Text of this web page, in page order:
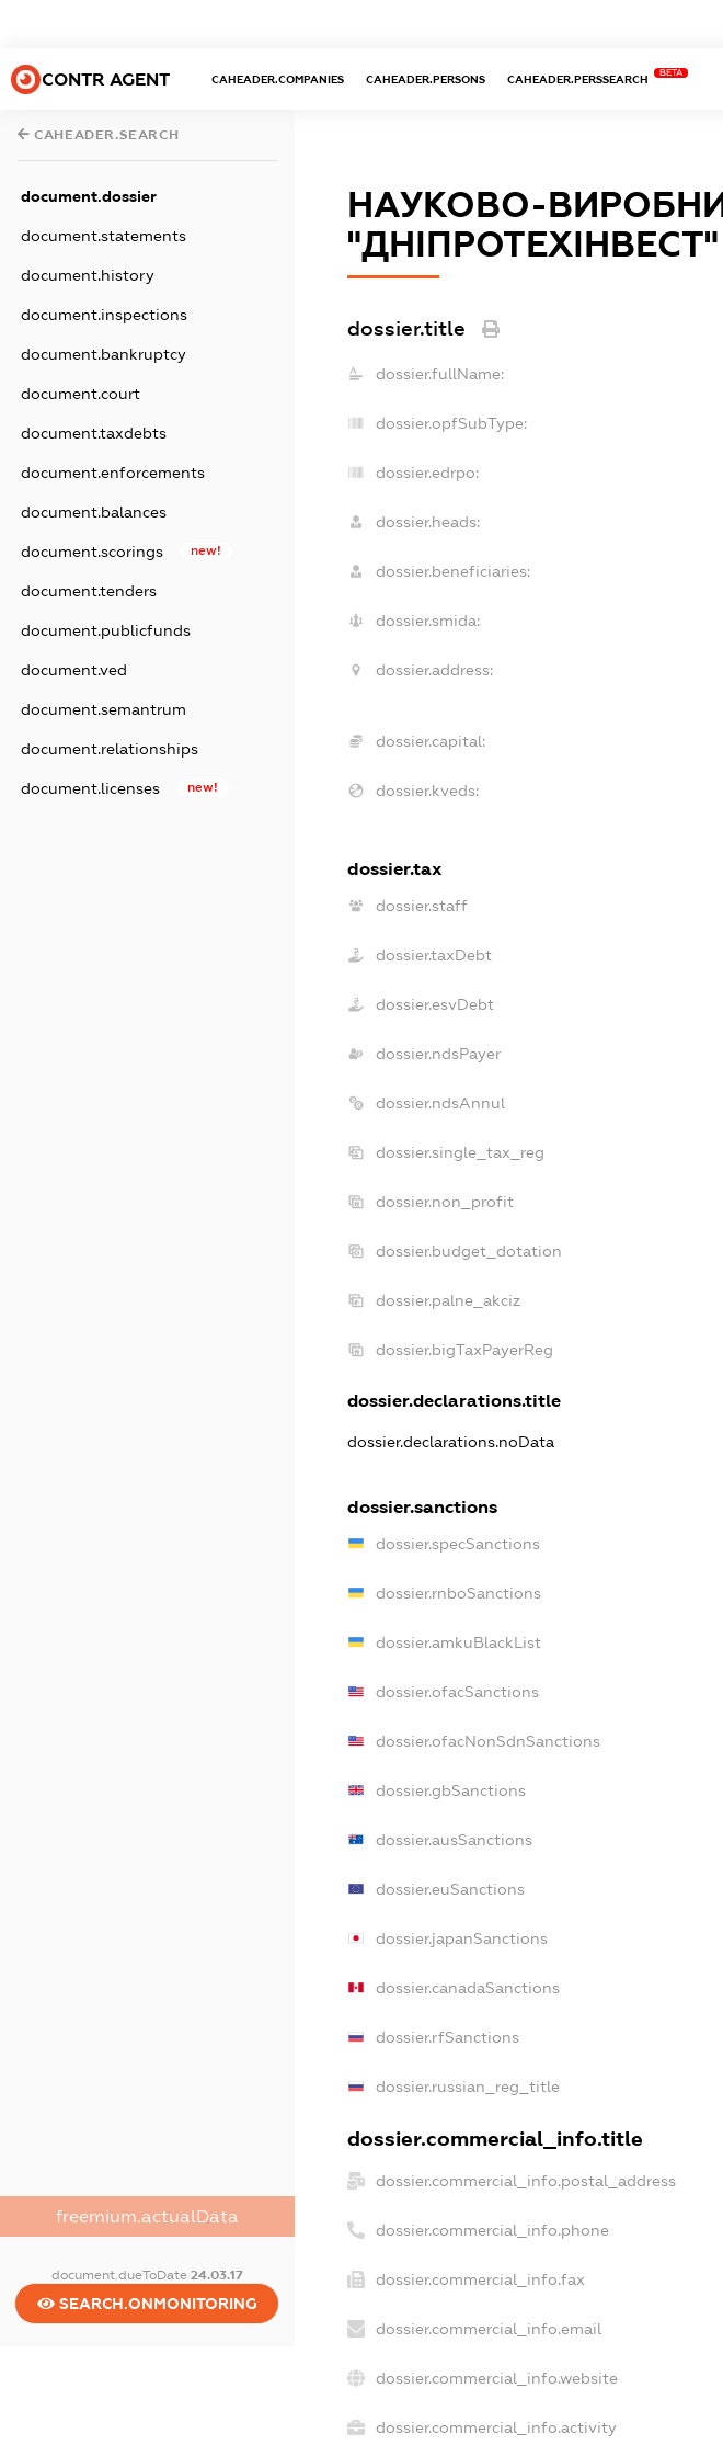
CONTR AGENT CAHEADER.COMPANIES CAHEADER.PERSONS CAHEADER.PERSSEARCH
BETA
CAHEADER.SEARCH
document.dossier
document.statements
document.history
document.inspections
document.bankruptcy
document.court
document.taxdebts
document.enforcements
document.balances
document.scorings new!
document.tenders
document.publicfunds
document.ved
document.semantrum
document.relationships
document.licenses new!
freemium.actualData
document.dueToDate 24.03.17
SEARCH.ONMONITORING
НАУКОВО-
"ДНІПРОТЕХІНВЕСТ"
dossier.title
dossier.fullName:
dossier.opfSubType:
dossier.edrpo:
dossier.heads:
dossier.beneficiaries:
dossier.smida:
dossier.address:
dossier.capital:
dossier.kveds:
dossier.tax
dossier.staff
dossier.taxDebt
dossier.esvDebt
dossier.ndsPayer
dossier.ndsAnnul
dossier.single_tax_reg
dossier.non_profit
dossier.budget_dotation
dossier.palne_akciz
dossier.bigTaxPayerReg
dossier.declarations.title
dossier.declarations.noData
dossier.sanctions
dossier.specSanctions
dossier.rnboSanctions
dossier.amkuBlackList
dossier.ofacSanctions
dossier.ofacNonSdnSanctions
dossier.gbSanctions
dossier.ausSanctions
dossier.euSanctions
dossier.japanSanctions
dossier.canadaSanctions
dossier.rfSanctions
dossier.russian_reg_title
dossier.commercial_info.title
dossier.commercial_info.postal_address
dossier.commercial_info.phone
dossier.commercial_info.fax
dossier.commercial_info.email
dossier.commercial_info.website
dossier.commercial_info.activity